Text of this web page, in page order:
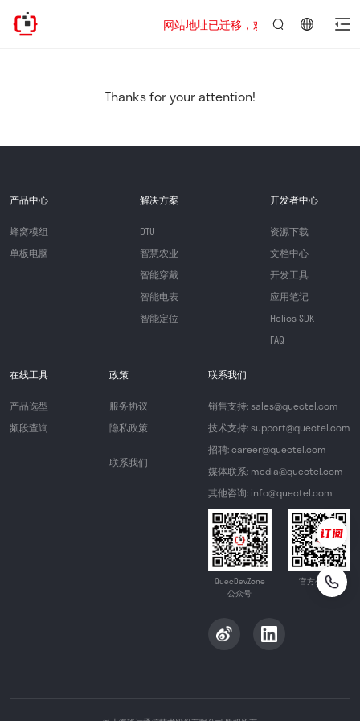
网站地址已迁移，欢迎访问新址：
Thanks for your attention!
产品中心
蜂窝模组
单板电脑
解决方案
DTU
智慧农业
智能穿戴
智能电表
智能定位
开发者中心
资源下载
文档中心
开发工具
应用笔记
Helios SDK
FAQ
在线工具
产品选型
频段查询
政策
服务协议
隐私政策
联系我们
联系我们
销售支持: sales@quectel.com
技术支持: support@quectel.com
招聘: career@quectel.com
媒体联系: media@quectel.com
其他咨询: info@quectel.com
QuecDevZone
公众号
官方公众号